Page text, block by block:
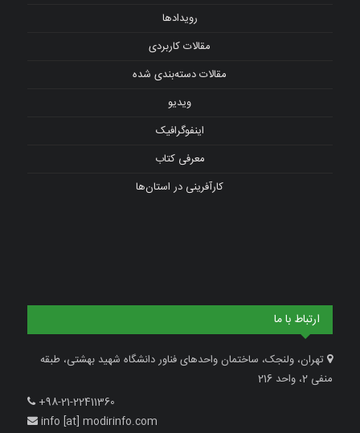
رویدادها
مقالات کاربردی
مقالات دسته‌بندی شده
ویدیو
اینفوگرافیک
معرفی کتاب
کارآفرینی در استان‌ها
ارتباط با ما
تهران، ولنجک، ساختمان واحدهای فناور دانشگاه شهید بهشتی، طبقه
منفی 2، واحد 216
+98-21-22411360
info [at] modirinfo.com